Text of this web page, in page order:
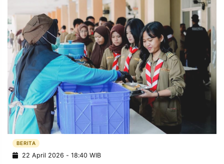
FINANSIA PERSONA
DAERAH NASIONAL
MANCA SPORT
INFORMASI
PRIVACY
POLICY
BERITA
WARGA
INFORMASI
IKLAN
KIRIM
PENGADUAN TERM
BERITA
22 April 2026 - 18:40 WIB